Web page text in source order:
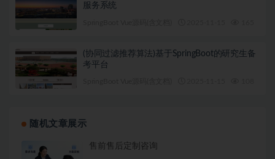
服务系统
(协同过滤推荐算法)基于SpringBoot的研究生备
考平台
随机文章展示
售前售后定制咨询